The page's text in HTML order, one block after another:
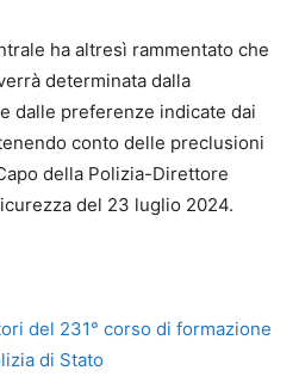
ha altresì rammentato che
determinata dalla
dalle preferenze indicate dai
conto delle preclusioni
della Polizia-Direttore
del 23 luglio 2024.
del 231° corso di formazione
di Stato